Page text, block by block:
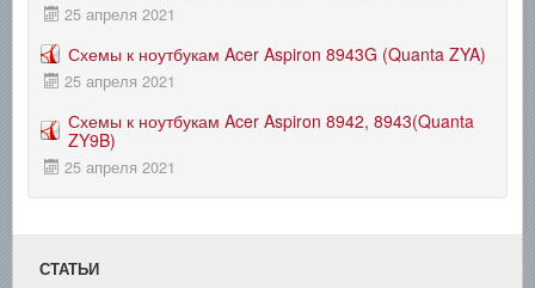
25 апреля 2021
Схемы к ноутбукам Acer Aspiron 8943G (Quanta ZYA)
25 апреля 2021
Схемы к ноутбукам Acer Aspiron 8942, 8943(Quanta
ZY9B)
25 апреля 2021
СТАТЬИ